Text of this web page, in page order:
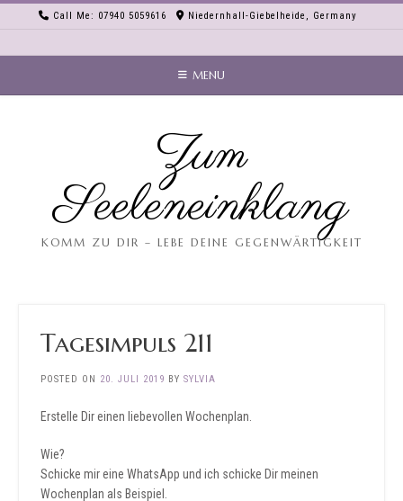
Call Me: 07940 5059616 Niedernhall-Giebelheide, Germany
MENU
Zum
Seeleneinklang
KOMM ZU DIR – LEBE DEINE GEGENWÄRTIGKEIT
Tagesimpuls 211
POSTED ON 20. JULI 2019 BY SYLVIA
Erstelle Dir einen liebevollen Wochenplan.
Wie?
Schicke mir eine WhatsApp und ich schicke Dir meinen
Wochenplan als Beispiel.